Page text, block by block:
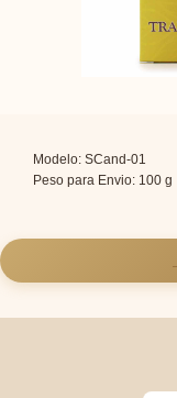
Modelo: SCand-01
Peso para Envio: 100 g